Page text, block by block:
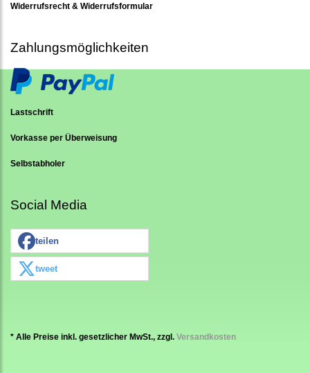
Widerrufsrecht & Widerrufsformular
Zahlungsmöglichkeiten
Lastschrift
Vorkasse per Überweisung
Selbstabholer
Social Media
teilen
tweet
* Alle Preise inkl. gesetzlicher MwSt., zzgl. Versandkosten